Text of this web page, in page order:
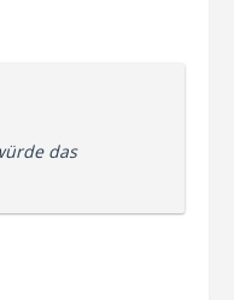
das